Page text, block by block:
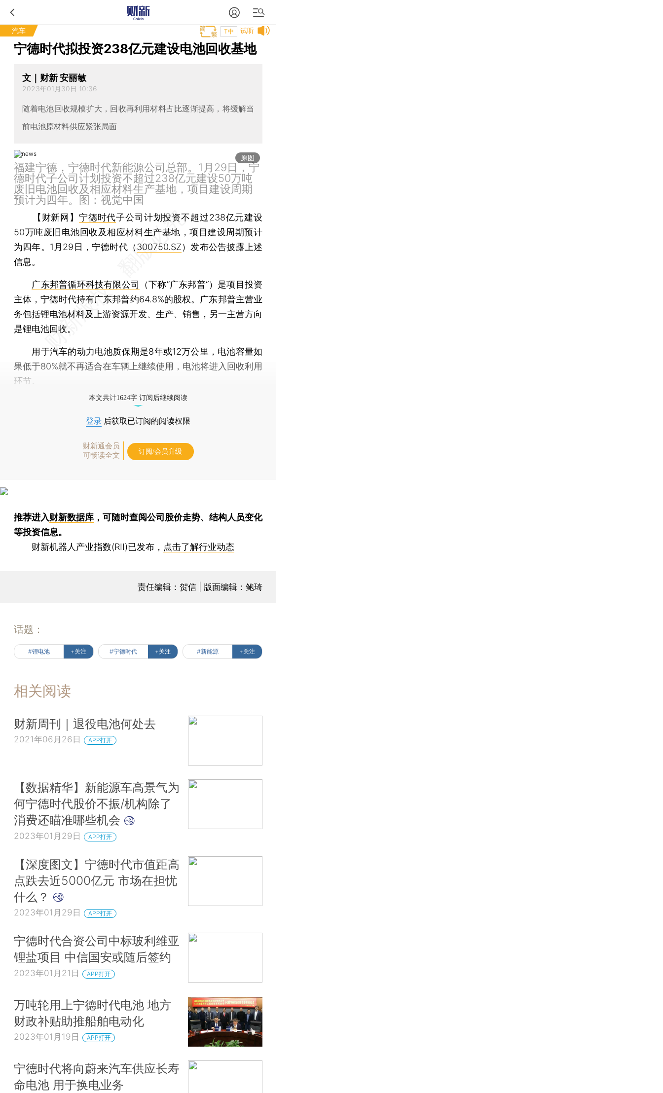
汽车 试听
T中
宁德时代拟投资238亿元建设电池回收基地
文｜财新 安丽敏
2023年01月30日 10:36
随着电池回收规模扩大，回收再利用材料占比逐渐提高，将缓解当
前电池原材料供应紧张局面
原图
福建宁德，宁德时代新能源公司总部。1月29日，宁
德时代子公司计划投资不超过238亿元建设50万吨
废旧电池回收及相应材料生产基地，项目建设周期
预计为四年。图：视觉中国
【财新网】 宁德时代子公司计划投资不超过238亿元建设
50万吨废旧电池回收及相应材料生产基地，项目建设周期预计
为四年。1月29日，宁德时代（300750.SZ）发布公告披露上述
信息。
广东邦普循环科技有限公司
（下称”广东邦普“）是项目投资
主体，宁德时代持有广东邦普约64.8%的股权。广东邦普主营业
务包括锂电池材料及上游资源开发、生产、销售，另一主营方向
是锂电池回收。
用于汽车的动力电池质保期是8年或12万公里，电池容量如
果低于80%就不再适合在车辆上继续使用，电池将进入回收利用
环节。
本文共计1624字 订阅后继续阅读
登录 后获取已订阅的阅读权限
财新通会员
可畅读全文
订阅/会员升级
推荐进入财新数据库 ，可随时查阅公司股价走势、结构人员变化
等投资信息。
财新机器人产业指数(RII)已发布， 点击了解行业动态
责任编辑：贺信 | 版面编辑：鲍琦
话题：
#锂电池 +关注 #宁德时代 +关注 #新能源 +关注
相关阅读
财新周刊｜退役电池何处去
2021年06月26日 APP打开
【数据精华】新能源车高景气为
何宁德时代股价不振/机构除了
消费还瞄准哪些机会
2023年01月29日 APP打开
【深度图文】宁德时代市值距高
点跌去近5000亿元 市场在担忧
什么？
2023年01月29日 APP打开
宁德时代合资公司中标玻利维亚
锂盐项目 中信国安或随后签约
2023年01月21日 APP打开
万吨轮用上宁德时代电池 地方
财政补贴助推船舶电动化
2023年01月19日 APP打开
宁德时代将向蔚来汽车供应长寿
命电池 用于换电业务